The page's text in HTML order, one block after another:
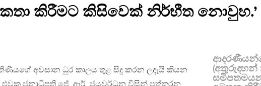
කිරීමට කිසිවෙක් නිර්භීත නොවුහ.’
අවසාන ධුර කාලය තුළ සිදු කරන ලදැයි කියන
(අතුරුදහන්